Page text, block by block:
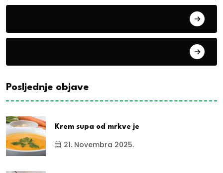
Posljednje objave
Krem supa od mrkve je
21. Novembra 2025.